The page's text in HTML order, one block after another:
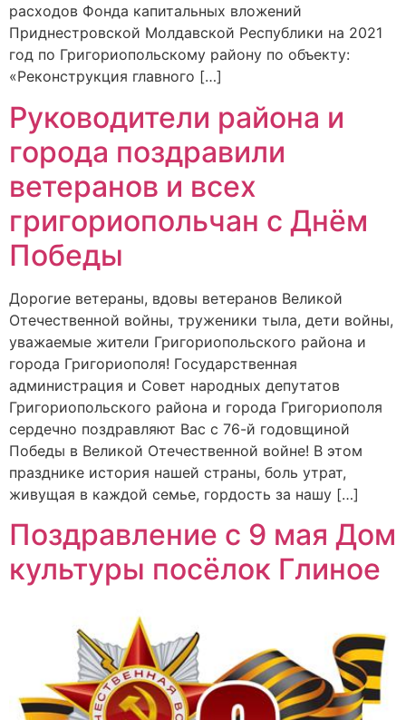
расходов Фонда капитальных вложений
Приднестровской Молдавской Республики на 2021
год по Григориопольскому району по объекту:
«Реконструкция главного […]
Руководители района и
города поздравили
ветеранов и всех
григориопольчан с Днём
Победы
Дорогие ветераны, вдовы ветеранов Великой
Отечественной войны, труженики тыла, дети войны,
уважаемые жители Григориопольского района и
города Григориополя! Государственная
администрация и Совет народных депутатов
Григориопольского района и города Григориополя
сердечно поздравляют Вас с 76-й годовщиной
Победы в Великой Отечественной войне! В этом
празднике история нашей страны, боль утрат,
живущая в каждой семье, гордость за нашу […]
Поздравление с 9 мая Дом
культуры посёлок Глиное